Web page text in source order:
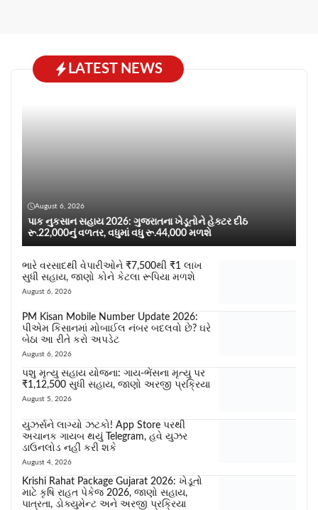
LATEST NEWS
August 6, 2026
પાક નુકસાન સહાય 2026: ગુજરાતના ખેડૂતોને હેક્ટર દીઠ
રૂ.22,000નું વળતર, વધુમાં વધુ રૂ.44,000 મળશે
ભારે વરસાદથી વેપારીઓને ₹7,500થી ₹1 લાખ
સુધી સહાય, જાણો કોને કેટલા રૂપિયા મળશે
August 6, 2026
PM Kisan Mobile Number Update 2026:
પીએમ કિસાનમાં મોબાઈલ નંબર બદલવો છે? ઘરે
બેઠા આ રીતે કરો અપડેટ
August 6, 2026
પશુ મૃત્યુ સહાય યોજના: ગાય-ભેંસના મૃત્યુ પર
₹1,12,500 સુધી સહાય, જાણો અરજી પ્રક્રિયા
August 5, 2026
યુઝર્સને લાગ્યો ઝટકો! App Store પરથી
અચાનક ગાયબ થયું Telegram, હવે યુઝર
ડાઉનલોડ નહીં કરી શકે
August 4, 2026
Krishi Rahat Package Gujarat 2026: ખેડૂતો
માટે કૃષિ રાહત પેકેજ 2026, જાણો સહાય,
પાત્રતા, ડોક્યુમેન્ટ અને અરજી પ્રક્રિયા